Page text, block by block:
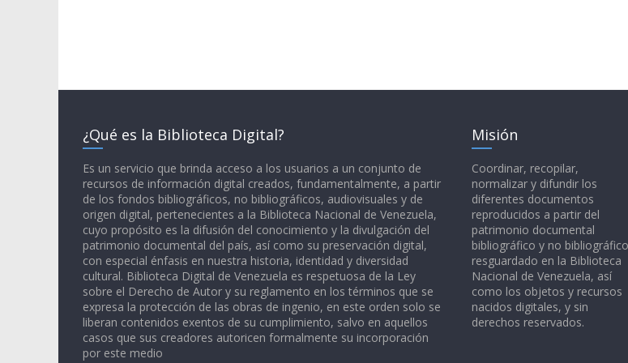
¿Qué es la Biblioteca Digital?
Es un servicio que brinda acceso a los usuarios a un conjunto de
recursos de información digital creados, fundamentalmente, a partir
de los fondos bibliográficos, no bibliográficos, audiovisuales y de
origen digital, pertenecientes a la Biblioteca Nacional de Venezuela,
cuyo propósito es la difusión del conocimiento y la divulgación del
patrimonio documental del país, así como su preservación digital,
con especial énfasis en nuestra historia, identidad y diversidad
cultural. Biblioteca Digital de Venezuela es respetuosa de la Ley
sobre el Derecho de Autor y su reglamento en los términos que se
expresa la protección de las obras de ingenio, en este orden solo se
liberan contenidos exentos de su cumplimiento, salvo en aquellos
casos que sus creadores autoricen formalmente su incorporación
por este medio
Misión
Coordinar, recopilar,
normalizar y difundir los
diferentes documentos
reproducidos a partir del
patrimonio documental
bibliográfico y no
resguardado en la Biblioteca
Nacional de Venezuela, así
como los objetos y recursos
nacidos digitales, y sin
derechos reservados.